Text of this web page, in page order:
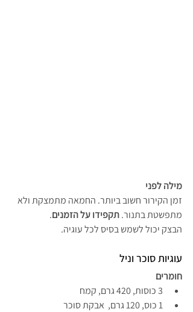
מילה לפני
זמן הקירור חשוב ביותר. החמאה מתמצקת ולא
מתפשטת בתנור. תקפידו על הזמנים.
הבצק יכול לשמש בסיס לכל עוגיה.
עוגיות סוכר וניל
חומרים
3 כוסות, 420 גרם, קמח
1 כוס, 120 גרם,  אבקת סוכר